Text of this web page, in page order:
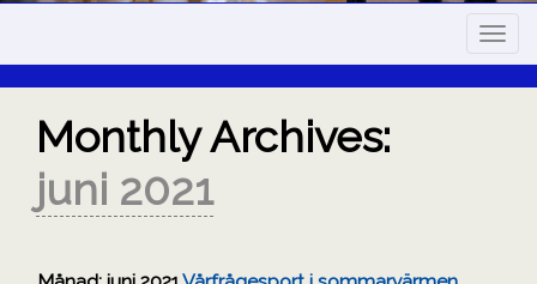
Monthly Archives:
juni 2021